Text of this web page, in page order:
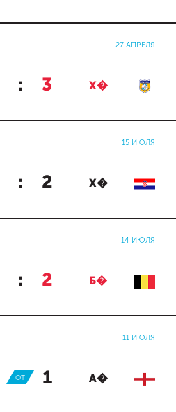
27 АПРЕЛЯ
: 3 Х�
15 ИЮЛЯ
: 2 Х�
14 ИЮЛЯ
: 2 Б�
11 ИЮЛЯ
: 1 А�
ОТ